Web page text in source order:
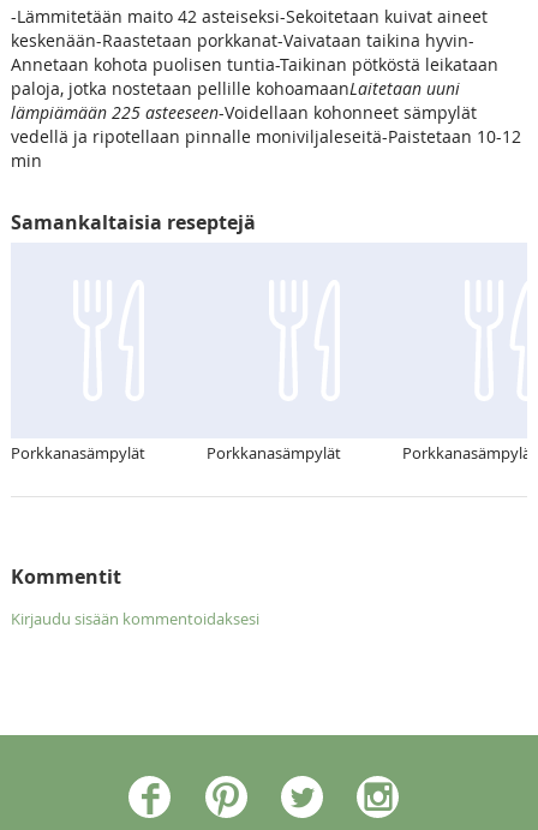
-Lämmitetään maito 42 asteiseksi-Sekoitetaan kuivat aineet
keskenään-Raastetaan porkkanat-Vaivataan taikina hyvin-
Annetaan kohota puolisen tuntia-Taikinan pötköstä leikataan
paloja, jotka nostetaan pellille kohoamaanLaitetaan uuni
lämpiämään 225 asteeseen-Voidellaan kohonneet sämpylät
vedellä ja ripotellaan pinnalle moniviljaleseitä-Paistetaan 10-12
min
Samankaltaisia reseptejä
Porkkanasämpylät Porkkanasämpylät Porkkanasämpylät
Kommentit
Kirjaudu sisään kommentoidaksesi